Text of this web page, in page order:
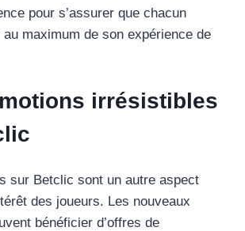
pour s’assurer que chacun
maximum de son expérience de
irrésistibles
sur Betclic sont un autre aspect
des joueurs. Les nouveaux
bénéficier d’offres de